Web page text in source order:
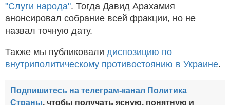
"Слуги народа". Тогда Давид Арахамия
анонсировал собрание всей фракции, но не
назвал точную дату.
Также мы публиковали диспозицию по
внутриполитическому противостоянию в Украине.
Подпишитесь на телеграм-канал Политика
Страны, чтобы получать ясную, понятную и